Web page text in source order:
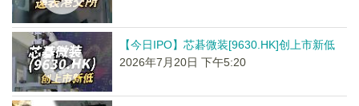
【今日IPO】芯碁微装[9630.HK]创上市新低
2026年7月20日 下午5:20